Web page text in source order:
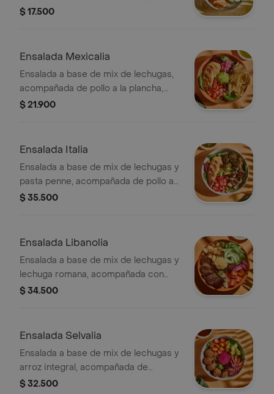
vinagreta.
$ 17.500
Ensalada Mexicalia
Ensalada a base de mix de lechugas,
acompañada de pollo a la plancha,
tomate chonto, cebolla encurtida con
con vinagreta Jalapeños.
$ 21.900
Ensalada Italia
Ensalada a base de mix de lechugas y
pasta penne, acompañada de pollo a
la plancha, brócoli rostizado, tomate
$ 35.500
Ensalada Libanolia
Ensalada a base de mix de lechugas y
lechuga romana, acompañada con
falafel (5 unds), hummus de garbanzo,
trocitos de jalapeño. Recomendada
$ 34.500
Ensalada Selvalia
Ensalada a base de mix de lechugas y
arroz integral, acompañada de
albóndigas de berenjena (5 unds),
$ 32.500